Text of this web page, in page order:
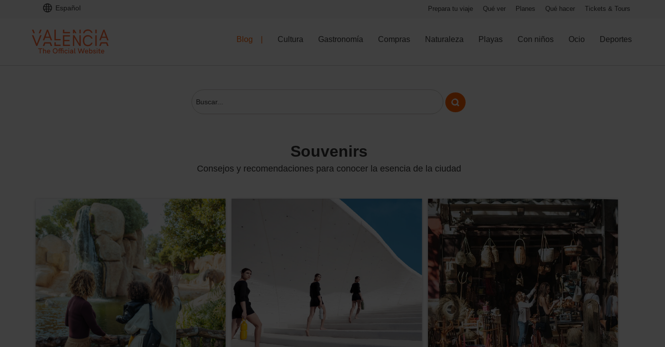
Español Prepara tu viaje Qué ver Planes Qué hacer Tickets & Tours
Blog Cultura Gastronomía Compras Naturaleza Playas Con niños Ocio Deportes
souvenirs
Consejos y recomendaciones para conocer la esencia de la ciudad